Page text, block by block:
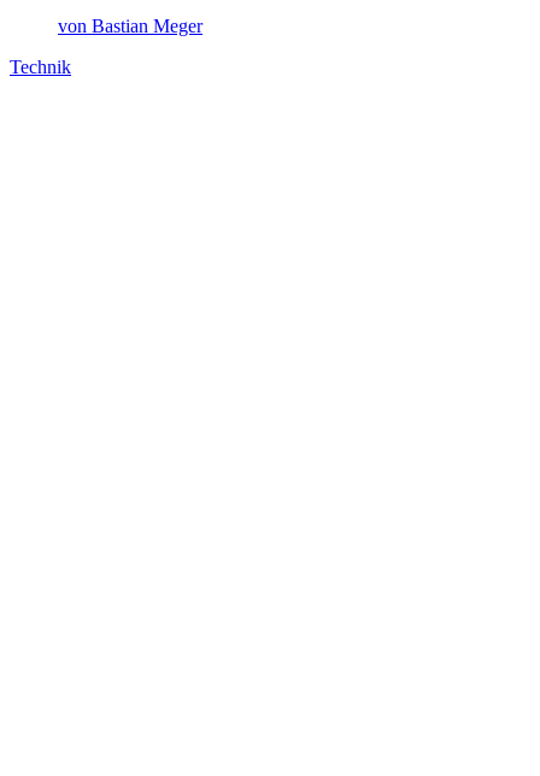
von Bastian Meger
Technik